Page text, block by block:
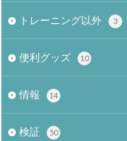
トレーニング以外 3
便利グッズ 10
情報 14
検証 50